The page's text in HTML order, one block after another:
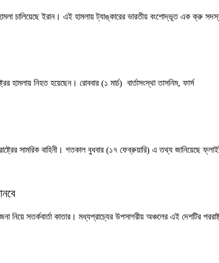
হামলা চালিয়েছে ইরান। এই হামলায় ট্যাঙ্কারের ভারতীয় বংশোদ্ভূত এক ক্রু
হামলায় নিহত হয়েছেন। রোববার (১ মার্চ) বার্তাসংস্থা তাসনিম, ফার্স
সামরিক বাহিনী। গতকাল বুধবার (১৭ ফেব্রুয়ারি) এ তথ্য জানিয়েছে
সতর্কবার্তা কাতার। মধ্যপ্রাচ্যের উপসাগরীয় অঞ্চলের এই দেশটির